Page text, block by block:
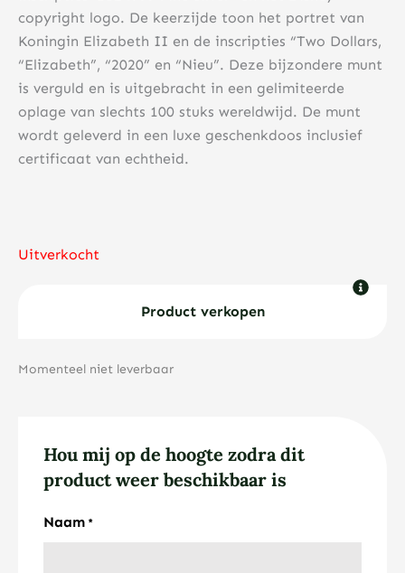
copyright logo. De keerzijde toon het portret van
Koningin Elizabeth II en de inscripties “Two Dollars,
“Elizabeth”, “2020” en “Nieu”. Deze bijzondere munt
is verguld en is uitgebracht in een gelimiteerde
oplage van slechts 100 stuks wereldwijd. De munt
wordt geleverd in een luxe geschenkdoos inclusief
certificaat van echtheid.
Uitverkocht
Product verkopen
Momenteel niet leverbaar
Hou mij op de hoogte zodra dit
product weer beschikbaar is
Naam *